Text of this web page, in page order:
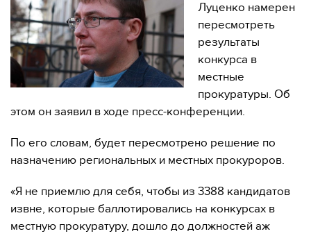
Луценко намерен
пересмотреть
результаты
конкурса в
местные
прокуратуры. Об
этом он заявил в ходе пресс-конференции.
По его словам, будет пересмотрено решение по
назначению региональных и местных прокуроров.
«Я не приемлю для себя, чтобы из 3388 кандидатов
извне, которые баллотировались на конкурсах в
местную прокуратуру, дошло до должностей аж